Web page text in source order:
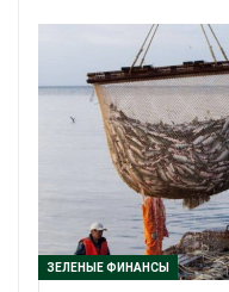
ЗЕЛЕНЫЕ ФИНАНСЫ